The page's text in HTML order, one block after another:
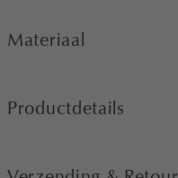
Materiaal
Productdetails